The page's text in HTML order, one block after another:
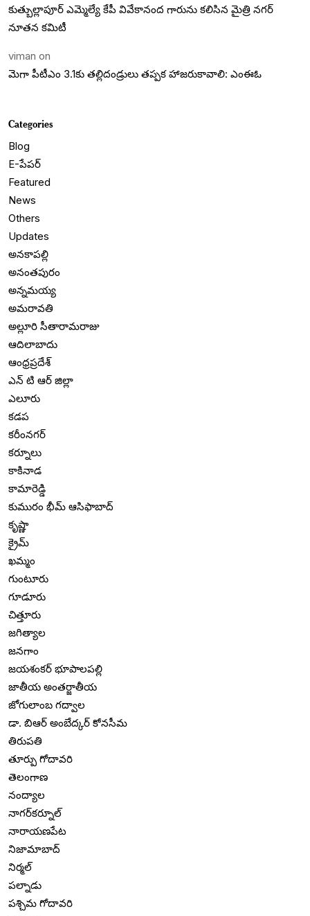
కుత్బుల్లాపూర్ ఎమ్మెల్యే కేపీ వివేకానంద గారును కలిసిన మైత్రి నగర్
నూతన కమిటీ
viman on
మెగా పీటీఎం 3.1కు తల్లిదండ్రులు తప్పక హాజరుకావాలి: ఎంఈఓ
Categories
Blog
E-పేపర్
Featured
News
Others
Updates
అనకాపల్లి
అనంతపురం
అన్నమయ్య
అమరావతి
అల్లూరి సీతారామరాజు
ఆదిలాబాదు
ఆంధ్రప్రదేశ్
ఎన్ టి ఆర్ జిల్లా
ఎలూరు
కడప
కరీంనగర్
కర్నూలు
కాకినాడ
కామారెడ్డి
కుమురం భీమ్ ఆసిఫాబాద్
కృష్ణా
క్రైమ్
ఖమ్మం
గుంటూరు
గూడూరు
చిత్తూరు
జగిత్యాల
జనగాం
జయశంకర్ భూపాలపల్లి
జాతీయ అంతర్జాతీయ
జోగులాంబ గద్వాల
డా. బిఆర్ అంబేద్కర్ కోనసీమ
తిరుపతి
తూర్పు గోదావరి
తెలంగాణ
నంద్యాల
నాగర్‌కర్నూల్
నారాయణపేట
నిజామాబాద్
నిర్మల్
పల్నాడు
పశ్చిమ గోదావరి